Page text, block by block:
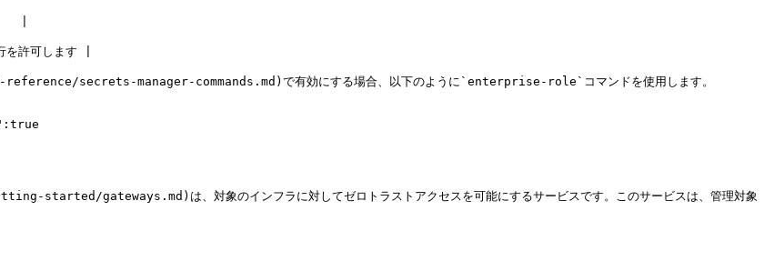
|
を許可します |
secrets-manager-commands.md)で有効にする場合、以下のように`enterprise-role`コマンドを使用します。
gateways.md)は、対象のインフラに対してゼロトラストアクセスを可能にするサービスです。このサービスは、管理対象